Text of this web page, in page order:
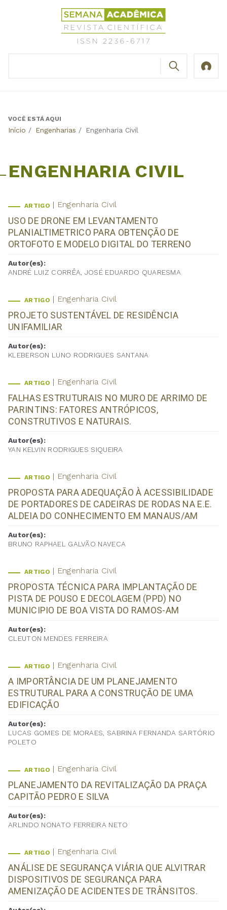
Revista
Científica
Semana
Back
VOCÊ ESTÁ AQUI
Início / Engenharias / Engenharia Civil
ENGENHARIA CIVIL
ARTIGO Engenharia Civil
USO DE DRONE EM LEVANTAMENTO
PLANIALTIMETRICO PARA OBTENÇÃO DE
ORTOFOTO E MODELO DIGITAL DO TERRENO
Autor(es):
ANDRÉ LUIZ CORRÊA, JOSÉ EDUARDO QUARESMA
ARTIGO Engenharia Civil
PROJETO SUSTENTÁVEL DE RESIDÊNCIA
UNIFAMILIAR
Autor(es):
KLEBERSON LUNO RODRIGUES SANTANA
ARTIGO Engenharia Civil
FALHAS ESTRUTURAIS NO MURO DE ARRIMO DE
PARINTINS: FATORES ANTRÓPICOS,
CONSTRUTIVOS E NATURAIS.
Autor(es):
YAN KELVIN RODRIGUES SIQUEIRA
ARTIGO Engenharia Civil
PROPOSTA PARA ADEQUAÇÃO À ACESSIBILIDADE
DE PORTADORES DE CADEIRAS DE RODAS NA E.E.
ALDEIA DO CONHECIMENTO EM MANAUS/AM
Autor(es):
BRUNO RAPHAEL GALVÃO NAVECA
ARTIGO Engenharia Civil
PROPOSTA TÉCNICA PARA IMPLANTAÇÃO DE
PISTA DE POUSO E DECOLAGEM (PPD) NO
MUNICIPIO DE BOA VISTA DO RAMOS-AM
Autor(es):
CLEUTON MENDES FERREIRA
ARTIGO Engenharia Civil
A IMPORTÂNCIA DE UM PLANEJAMENTO
ESTRUTURAL PARA A CONSTRUÇÃO DE UMA
EDIFICAÇÃO
Autor(es):
LUCAS GOMES DE MORAES, SABRINA FERNANDA SARTÓRIO
POLETO
ARTIGO Engenharia Civil
PLANEJAMENTO DA REVITALIZAÇÃO DA PRAÇA
CAPITÃO PEDRO E SILVA
Autor(es):
ARLINDO NONATO FERREIRA NETO
ARTIGO Engenharia Civil
ANÁLISE DE SEGURANÇA VIÁRIA QUE ALVITRAR
DISPOSITIVOS DE SEGURANÇA PARA
AMENIZAÇÃO DE ACIDENTES DE TRÂNSITOS.